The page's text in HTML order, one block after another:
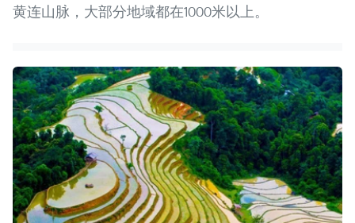
黄连山脉，大部分地域都在1000米以上。